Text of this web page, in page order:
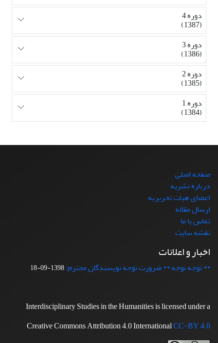
دوره 4
(1387)
دوره 3
(1386)
دوره 2
(1385)
دوره 1
(1384)
صفحه اصلی
درباره نشریه
اعضای هیات تحریریه
ارسال مقاله
تماس با ما
نقشه سایت
اخبار و اعلانات
** توجه توجه ** ضرورت توجه نویسندگان محترم:1398-09-18
Interdisciplinary Studies in the Humanities is licensed under a
Creative Commons Attribution 4.0 InternationalCC-BY 4.0